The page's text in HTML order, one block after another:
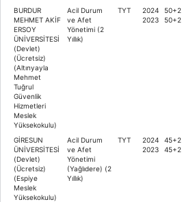
BURDUR
MEHMET AKİF
ERSOY
ÜNİVERSİTESİ
(Devlet)
(Ücretsiz)
(Altınyayla
Mehmet
Tuğrul
Güvenlik
Hizmetleri
Meslek
Yüksekokulu)
Acil Durum
ve Afet
Yönetimi (2
Yıllık)
TYT
2024
2023
50+2
50+2
GİRESUN
ÜNİVERSİTESİ
(Devlet)
(Ücretsiz)
(Espiye
Meslek
Yüksekokulu)
Acil Durum
ve Afet
Yönetimi
(Yağlıdere) (2
Yıllık)
TYT
2024
2023
45+2
45+2